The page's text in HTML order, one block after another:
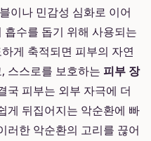
이나 민감성 심화로 이어
수를 돕기 위해 사용되는
게 축적되면 피부의 자연
스스로를 보호하는 피부 장
국 피부는 외부 자극에 더
게 뒤집어지는 악순환에 빠
러한 악순환의 고리를 끊어